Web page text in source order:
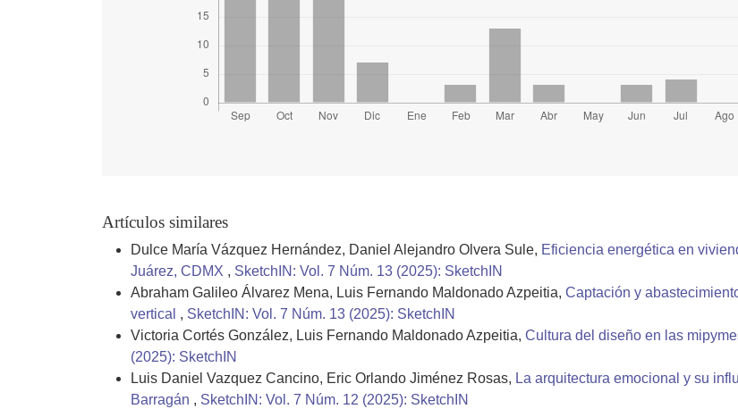
Artículos similares
Dulce María Vázquez Hernández, Daniel Alejandro Olvera Sule, Eficiencia energética en
Juárez, CDMX , SketchIN: Vol. 7 Núm. 13 (2025): SketchIN
Abraham Galileo Álvarez Mena, Luis Fernando Maldonado Azpeitia, Captación y
vertical , SketchIN: Vol. 7 Núm. 13 (2025): SketchIN
Victoria Cortés González, Luis Fernando Maldonado Azpeitia, Cultura del diseño en las
(2025): SketchIN
Luis Daniel Vazquez Cancino, Eric Orlando Jiménez Rosas, La arquitectura emocional y su
Barragán , SketchIN: Vol. 7 Núm. 12 (2025): SketchIN